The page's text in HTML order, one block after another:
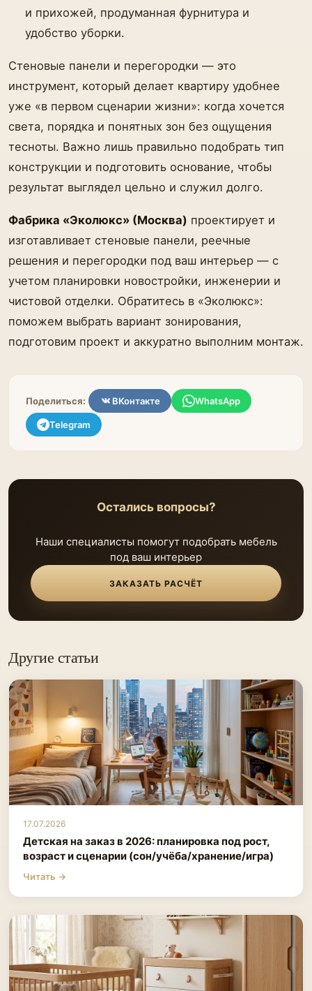
и прихожей, продуманная фурнитура и
удобство уборки.
Стеновые панели и перегородки — это
инструмент, который делает квартиру удобнее
уже «в первом сценарии жизни»: когда хочется
света, порядка и понятных зон без ощущения
тесноты. Важно лишь правильно подобрать тип
конструкции и подготовить основание, чтобы
результат выглядел цельно и служил долго.
Фабрика «Эколюкс» (Москва) проектирует и
изготавливает стеновые панели, реечные
решения и перегородки под ваш интерьер — с
учетом планировки новостройки, инженерии и
чистовой отделки. Обратитесь в «Эколюкс»:
поможем выбрать вариант зонирования,
подготовим проект и аккуратно выполним монтаж.
Поделиться: ВКонтакте WhatsApp
Telegram
Остались вопросы?
Наши специалисты помогут подобрать мебель
под ваш интерьер
ЗАКАЗАТЬ РАСЧЁТ
Другие статьи
17.07.2026
Детская на заказ в 2026: планировка под рост,
возраст и сценарии (сон/учёба/хранение/игра)
Читать →